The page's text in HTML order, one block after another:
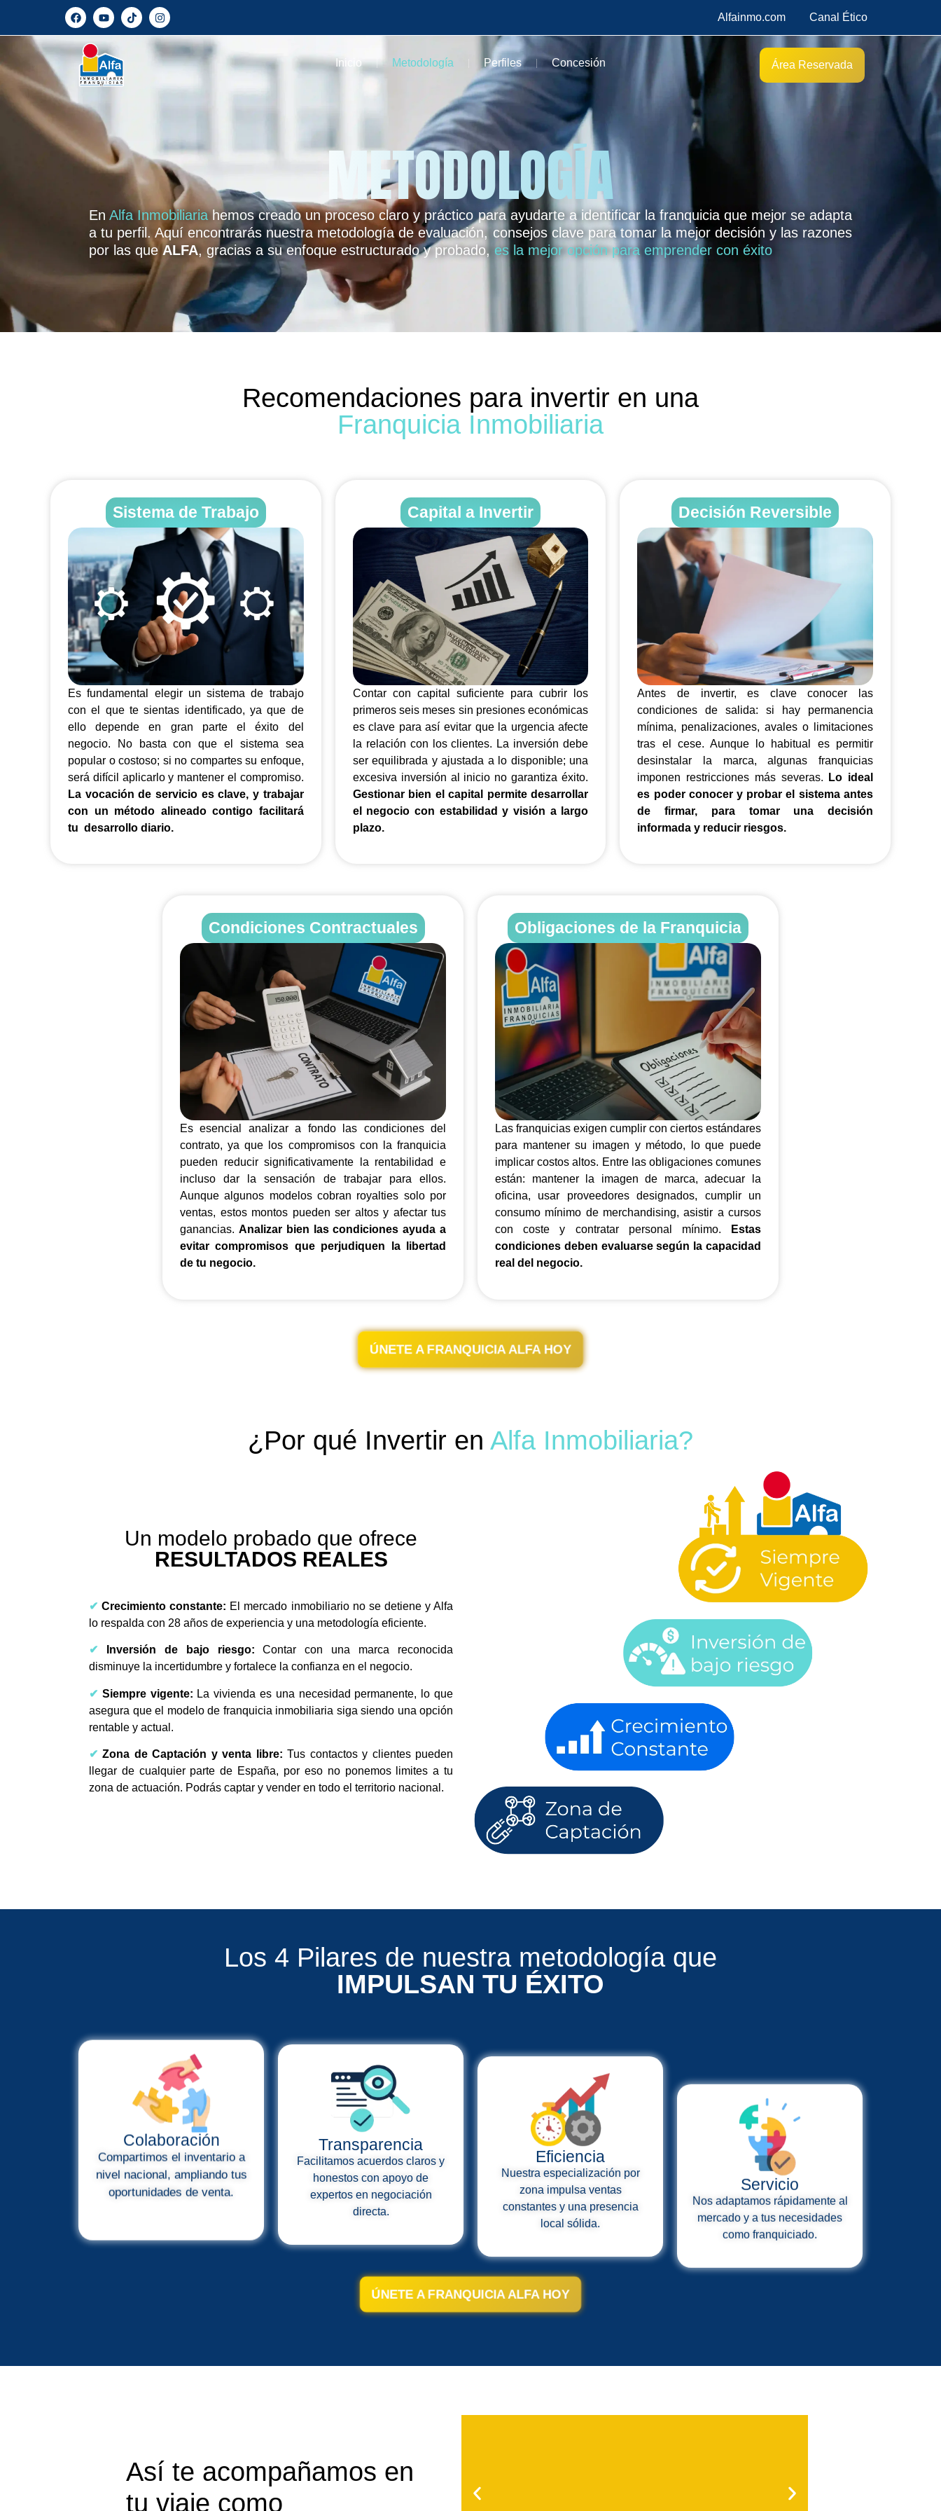
Alfainmo.com Canal Ético
Inicio Metodología Perfiles Concesión Área Reservada
METODOLOGÍA
En Alfa Inmobiliariahemos creado un proceso claro y práctico para ayudarte a identificar la franquicia que mejor se adapta
a tu perfil. Aquí encontrarás nuestra metodología de evaluación, consejos clave para tomar la mejor decisión y las razones
por las que ALFA, gracias a su enfoque estructurado y probado, es la mejor opción para emprender con éxito
Recomendaciones para invertir en una
Franquicia Inmobiliaria
Sistema de Trabajo
Es fundamental elegir un sistema de trabajo
con el que te sientas identificado, ya que de
ello depende en gran parte el éxito del
negocio. No basta con que el sistema sea
popular o costoso; si no compartes su enfoque,
será difícil aplicarlo y mantener el compromiso.
La vocación de servicio es clave, y trabajar
con un método alineado contigo facilitará
tu desarrollo diario.
Capital a Invertir
Contar con capital suficiente para cubrir los
primeros seis meses sin presiones económicas
es clave para así evitar que la urgencia afecte
la relación con los clientes. La inversión debe
ser equilibrada y ajustada a lo disponible; una
excesiva inversión al inicio no garantiza éxito.
Gestionar bien el capital permite desarrollar
el negocio con estabilidad y visión a largo
plazo.
Decisión Reversible
Antes de invertir, es clave conocer las
condiciones de salida: si hay permanencia
mínima, penalizaciones, avales o limitaciones
tras el cese. Aunque lo habitual es permitir
desinstalar la marca, algunas franquicias
imponen restricciones más severas.
Lo ideal
es poder conocer y probar el sistema antes
de firmar, para tomar una decisión
informada y reducir riesgos.
Condiciones Contractuales
Es esencial analizar a fondo las condiciones del
contrato, ya que los compromisos con la franquicia
pueden reducir significativamente la rentabilidad e
incluso dar la sensación de trabajar para ellos.
Aunque algunos modelos cobran royalties solo por
ventas, estos montos pueden ser altos y afectar tus
ganancias. Analizar bien las condiciones ayuda a
evitar compromisos que perjudiquen la libertad
de tu negocio.
Obligaciones de la Franquicia
Las franquicias exigen cumplir con ciertos estándares
para mantener su imagen y método, lo que puede
implicar costos altos. Entre las obligaciones comunes
están: mantener la imagen de marca, adecuar la
oficina, usar proveedores designados, cumplir un
consumo mínimo de merchandising, asistir a cursos
con coste y contratar personal mínimo.
Estas
condiciones deben evaluarse según la capacidad
real del negocio.
ÚNETE A FRANQUICIA ALFA HOY
¿Por qué Invertir en Alfa Inmobiliaria?
Un modelo probado que ofrece
RESULTADOS REALES
✔Crecimiento constante: El mercado inmobiliario no se detiene y Alfa
lo respalda con 28 años de experiencia y una metodología eficiente.
✔ Inversión de bajo riesgo: Contar con una marca reconocida
disminuye la incertidumbre y fortalece la confianza en el negocio.
✔ Siempre vigente: La vivienda es una necesidad permanente, lo que
asegura que el modelo de franquicia inmobiliaria siga siendo una opción
rentable y actual.
✔Zona de Captación y venta libre: Tus contactos y clientes pueden
llegar de cualquier parte de España, por eso no ponemos limites a tu
zona de actuación. Podrás captar y vender en todo el territorio nacional.
Los 4 Pilares de nuestra metodología que
IMPULSAN TU ÉXITO
Colaboración
Compartimos el inventario a
nivel nacional, ampliando tus
oportunidades de venta.
Transparencia
Facilitamos acuerdos claros y
honestos con apoyo de
expertos en negociación
directa.
Eficiencia
Nuestra especialización por
zona impulsa ventas
constantes y una presencia
local sólida.
Servicio
Nos adaptamos rápidamente al
mercado y a tus necesidades
como franquiciado.
ÚNETE A FRANQUICIA ALFA HOY
Así te acompañamos en
tu viaje como